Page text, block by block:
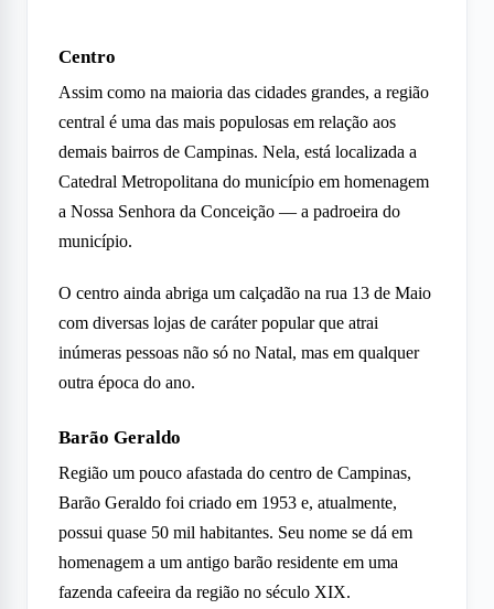
Centro
Assim como na maioria das cidades grandes, a região
central é uma das mais populosas em relação aos
demais bairros de Campinas. Nela, está localizada a
Catedral Metropolitana do município em homenagem
a Nossa Senhora da Conceição — a padroeira do
município.
O centro ainda abriga um calçadão na rua 13 de Maio
com diversas lojas de caráter popular que atrai
inúmeras pessoas não só no Natal, mas em qualquer
outra época do ano.
Barão Geraldo
Região um pouco afastada do centro de Campinas,
Barão Geraldo foi criado em 1953 e, atualmente,
possui quase 50 mil habitantes. Seu nome se dá em
homenagem a um antigo barão residente em uma
fazenda cafeeira da região no século XIX.